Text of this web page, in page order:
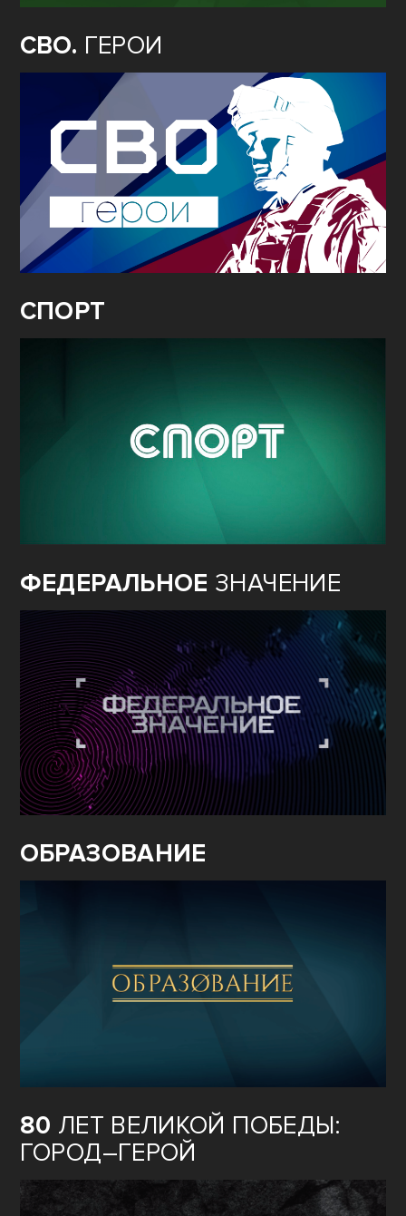
СВО. ГЕРОИ
СПОРТ
ФЕДЕРАЛЬНОЕ ЗНАЧЕНИЕ
ОБРАЗОВАНИЕ
80 ЛЕТ ВЕЛИКОЙ ПОБЕДЫ:
ГОРОД–ГЕРОЙ